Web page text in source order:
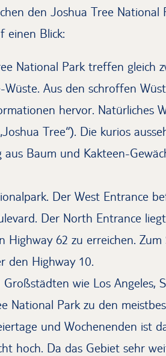
den Joshua Tree National
einen Blick:
National Park treffen gleich
Aus den schroffen
hervor. Natürliches
Tree“). Die kurios
Baum und Kakteen-
Der West Entrance
Der North Entrance
62 zu erreichen.
den Highway 10.
wie Los Angeles,
National Park zu den
und Wochenenden ist
hoch. Da das Gebiet sehr